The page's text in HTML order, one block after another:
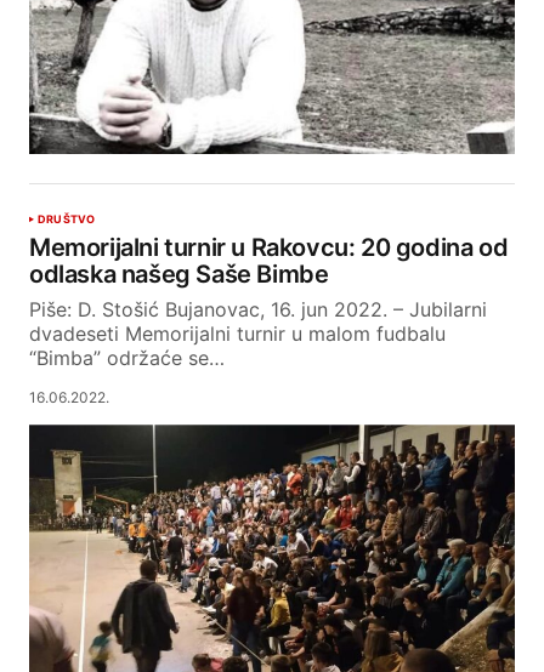
DRUŠTVO
Memorijalni turnir u Rakovcu: 20 godina od
odlaska našeg Saše Bimbe
Piše: D. Stošić Bujanovac, 16. jun 2022. – Jubilarni
dvadeseti Memorijalni turnir u malom fudbalu
“Bimba” održaće se…
16.06.2022.